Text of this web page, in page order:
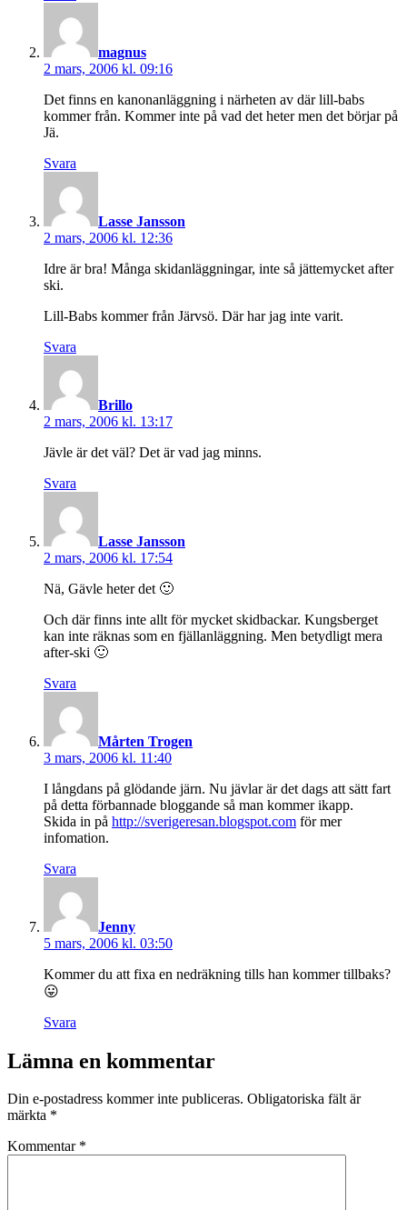
magnus
2 mars, 2006 kl. 09:16
Det finns en kanonanläggning i närheten av där lill-babs
kommer från. Kommer inte på vad det heter men det börjar på
Jä.
Svara
Lasse Jansson
2 mars, 2006 kl. 12:36
Idre är bra! Många skidanläggningar, inte så jättemycket after
ski.
Lill-Babs kommer från Järvsö. Där har jag inte varit.
Svara
Brillo
2 mars, 2006 kl. 13:17
Jävle är det väl? Det är vad jag minns.
Svara
Lasse Jansson
2 mars, 2006 kl. 17:54
Nä, Gävle heter det 🙂
Och där finns inte allt för mycket skidbackar. Kungsberget
kan inte räknas som en fjällanläggning. Men betydligt mera
after-ski 🙂
Svara
Mårten Trogen
3 mars, 2006 kl. 11:40
I långdans på glödande järn. Nu jävlar är det dags att sätt fart
på detta förbannade bloggande så man kommer ikapp.
Skida in på http://sverigeresan.blogspot.com för mer
infomation.
Svara
Jenny
5 mars, 2006 kl. 03:50
Kommer du att fixa en nedräkning tills han kommer tillbaks?
😛
Svara
Lämna en kommentar
Din e-postadress kommer inte publiceras. Obligatoriska fält är
märkta *
Kommentar *